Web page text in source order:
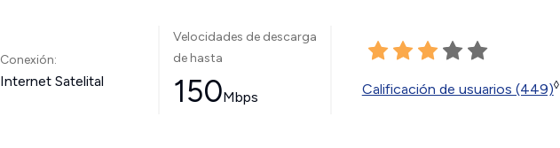
Conexión:
Internet Satelital
Velocidades de descarga
de hasta
150Mbps Calificación de usuarios (449)◊